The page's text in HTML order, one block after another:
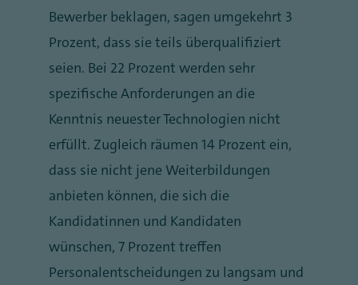
Bewerber beklagen, sagen umgekehrt 3
Prozent, dass sie teils überqualifiziert
seien. Bei 22 Prozent werden sehr
spezifische Anforderungen an die
Kenntnis neuester Technologien nicht
erfüllt. Zugleich räumen 14 Prozent ein,
dass sie nicht jene Weiterbildungen
anbieten können, die sich die
Kandidatinnen und Kandidaten
wünschen, 7 Prozent treffen
Personalentscheidungen zu langsam und